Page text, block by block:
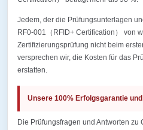
Jedem, der die Prüfungsunterlagen
RF0-001（RFID+ Certification） von
Zertifizierungsprüfung nicht beim
versprechen wir, die Kosten für das
erstatten.
Unsere 100% Erfolgsgarantie
Die Prüfungsfragen und Antworten zu